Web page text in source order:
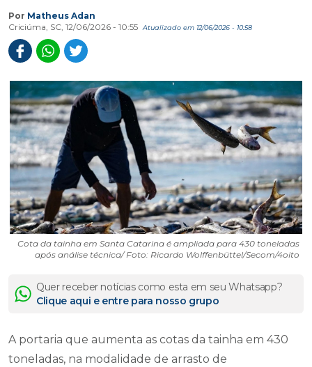
Por Matheus Adan
Criciúma, SC, 12/06/2026 - 10:55
Atualizado em 12/06/2026 - 10:58
Cota da tainha em Santa Catarina é ampliada para 430 toneladas
após análise técnica/ Foto: Ricardo Wolffenbüttel/Secom/4oito
Quer receber notícias como esta em seu Whatsapp?
Clique aqui e entre para nosso grupo
A portaria que aumenta as cotas da tainha em 430
toneladas, na modalidade de arrasto de